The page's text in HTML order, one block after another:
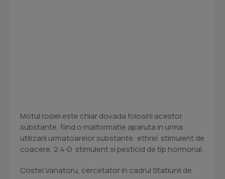
Motul rosiei este chiar dovada folosirii acestor
substante, fiind o malformatie aparuta in urma
utilizarii urmatoarelor substante: ethrel  stimulent de
coacere, 2.4-D  stimulent si pesticid de tip hormonal.
Costel Vanatoru, cercetator in cadrul Statiunii de